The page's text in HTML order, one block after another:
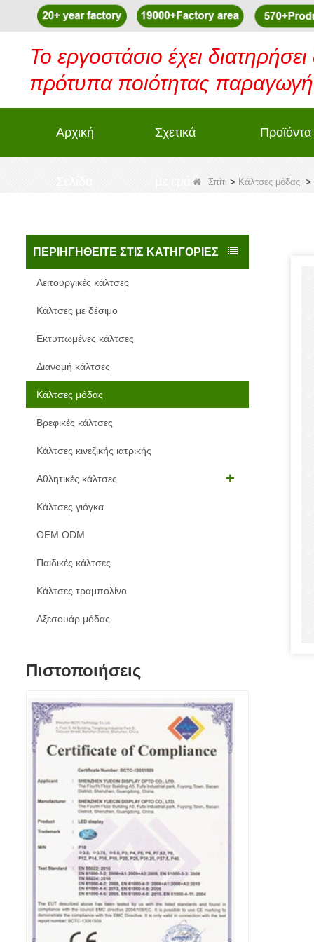
Το εργοστάσιο έχει διατηρήσει
πρότυπα ποιότητας
Αρχική Σχετικά
με εμάς
Προϊόντα
Σπίτι > Κάλτσες μόδας >
ΠΕΡΙΗΓΗΘΕΊΤΕ ΣΤΙΣ ΚΑΤΗΓΟΡΊΕΣ
Λειτουργικές κάλτσες
Κάλτσες με δέσιμο
Εκτυπωμένες κάλτσες
Διανομή κάλτσες
Κάλτσες μόδας
Βρεφικές κάλτσες
Κάλτσες κινεζικής ιατρικής
Αθλητικές κάλτσες
Κάλτσες γιόγκα
OEM ODM
Παιδικές κάλτσες
Κάλτσες τραμπολίνο
Αξεσουάρ μόδας
Πιστοποιήσεις